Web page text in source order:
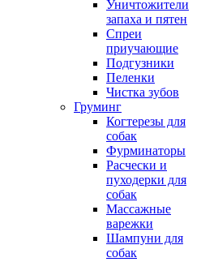
Уничтожители
запаха и пятен
Спреи
приучающие
Подгузники
Пеленки
Чистка зубов
Груминг
Когтерезы для
собак
Фурминаторы
Расчески и
пуходерки для
собак
Массажные
варежки
Шампуни для
собак